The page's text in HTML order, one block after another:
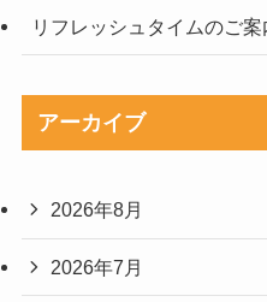
リフレッシュタイムのご案
アーカイブ
2026年8月
2026年7月